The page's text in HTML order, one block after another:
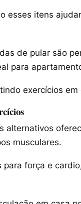
esses itens
de pular são
para
exercícios
alternativos
musculares.
para força e